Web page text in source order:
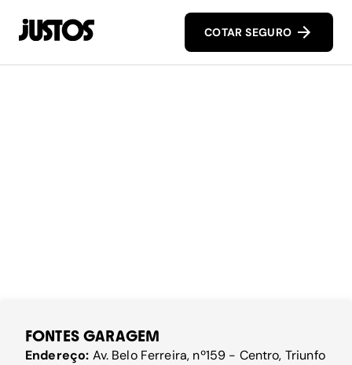
COTAR SEGURO
FONTES GARAGEM
Endereço: Av. Belo Ferreira, nº159 - Centro, Triunfo